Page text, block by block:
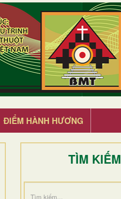
ĐIỂM HÀNH HƯƠNG
TÌM KIẾM